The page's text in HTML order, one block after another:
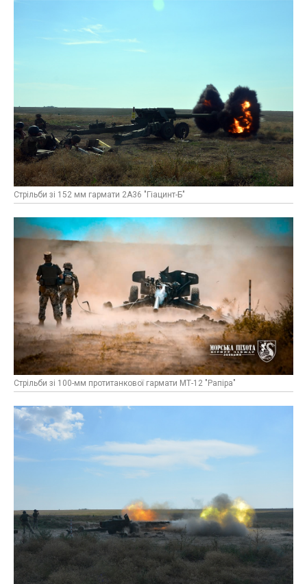
Стрільби зі 152 мм гармати 2А36 "Гіацинт-Б"
Стрільби зі 100-мм протитанкової гармати МТ-12 "Рапіра"